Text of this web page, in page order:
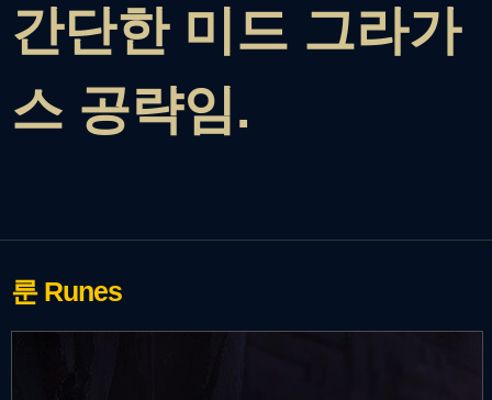
간단한 미드 그라가
스 공략임.
룬 Runes